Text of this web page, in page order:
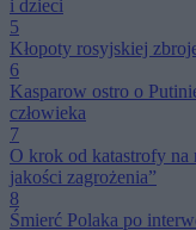
i dzieci
5
Kłopoty rosyjskiej
6
Kasparow ostro o
człowieka
7
O krok od katastrofy
jakości zagrożenia”
8
Śmierć Polaka po